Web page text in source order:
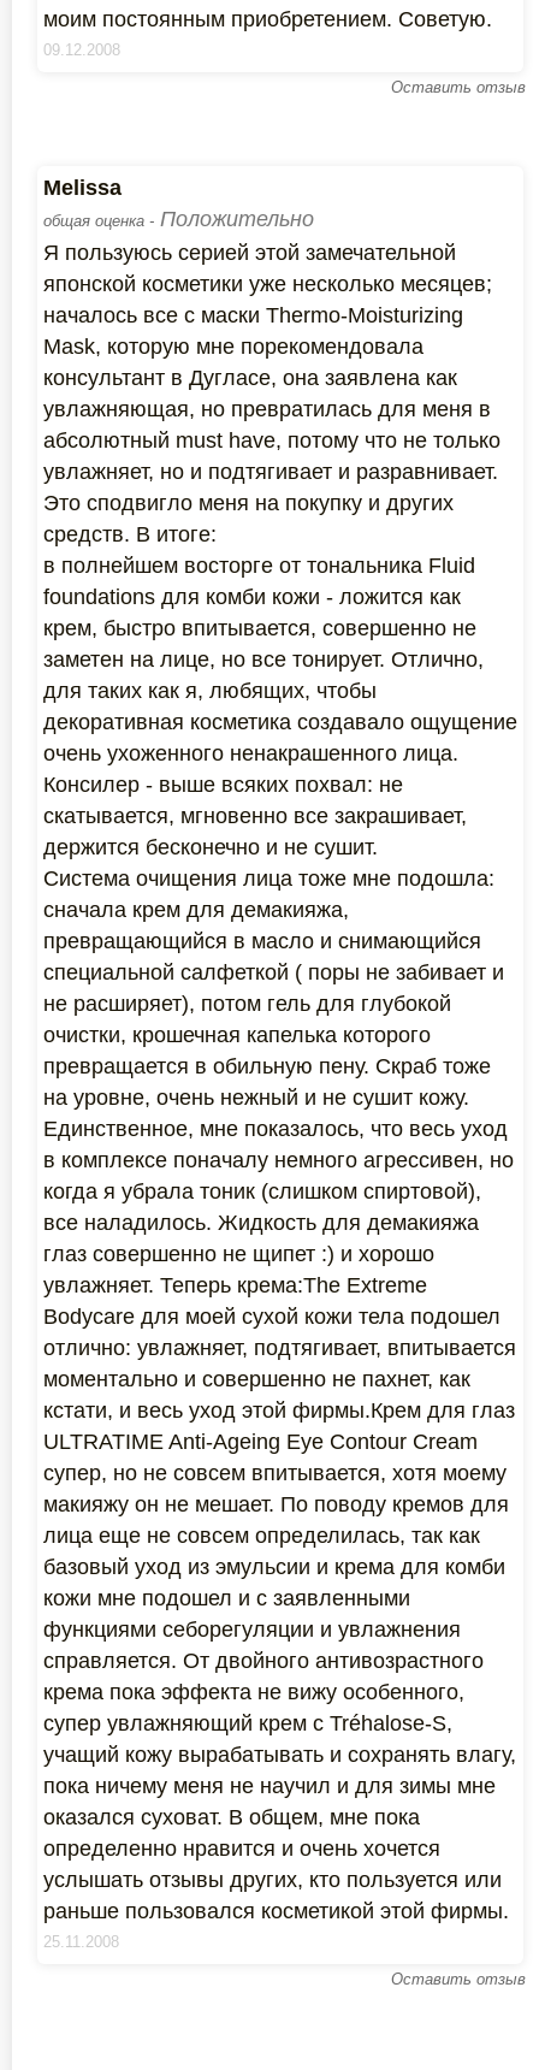
моим постоянным приобретением. Советую.
09.12.2008
Оставить отзыв
Melissa
общая оценка - Положительно
Я пользуюсь серией этой замечательной
японской косметики уже несколько месяцев;
началось все с маски Thermo-Moisturizing
Mask, которую мне порекомендовала
консультант в Дугласе, она заявлена как
увлажняющая, но превратилась для меня в
абсолютный must have, потому что не только
увлажняет, но и подтягивает и разравнивает.
Это сподвигло меня на покупку и других
средств. В итоге:
в полнейшем восторге от тональника Fluid
foundations для комби кожи - ложится как
крем, быстро впитывается, совершенно не
заметен на лице, но все тонирует. Отлично,
для таких как я, любящих, чтобы
декоративная косметика создавало ощущение
очень ухоженного ненакрашенного лица.
Консилер - выше всяких похвал: не
скатывается, мгновенно все закрашивает,
держится бесконечно и не сушит.
Система очищения лица тоже мне подошла:
сначала крем для демакияжа,
превращающийся в масло и снимающийся
специальной салфеткой ( поры не забивает и
не расширяет), потом гель для глубокой
очистки, крошечная капелька которого
превращается в обильную пену. Скраб тоже
на уровне, очень нежный и не сушит кожу.
Единственное, мне показалось, что весь уход
в комплексе поначалу немного агрессивен, но
когда я убрала тоник (слишком спиртовой),
все наладилось. Жидкость для демакияжа
глаз совершенно не щипет :) и хорошо
увлажняет. Теперь крема:The Extreme
Bodycare для моей сухой кожи тела подошел
отлично: увлажняет, подтягивает, впитывается
моментально и совершенно не пахнет, как
кстати, и весь уход этой фирмы.Крем для глаз
ULTRATIME Anti-Ageing Eye Contour Cream
супер, но не совсем впитывается, хотя моему
макияжу он не мешает. По поводу кремов для
лица еще не совсем определилась, так как
базовый уход из эмульсии и крема для комби
кожи мне подошел и с заявленными
функциями себорегуляции и увлажнения
справляется. От двойного антивозрастного
крема пока эффекта не вижу особенного,
супер увлажняющий крем с Tréhalose-S,
учащий кожу вырабатывать и сохранять влагу,
пока ничему меня не научил и для зимы мне
оказался суховат. В общем, мне пока
определенно нравится и очень хочется
услышать отзывы других, кто пользуется или
раньше пользовался косметикой этой фирмы.
25.11.2008
Оставить отзыв